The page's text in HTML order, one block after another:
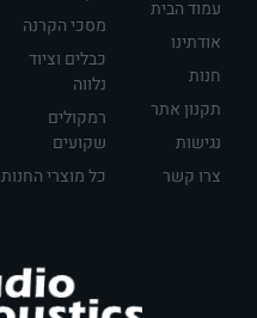
עמוד הבית
אודתינו
חנות
תקנון אתר
נגישות
צרו קשר
מסכי הקרנה
כבלים וציוד
נלווה
רמקולים
שקועים
כל מוצרי החנות